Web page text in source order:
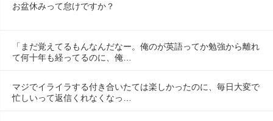
お盆休みって怠けですか？
「まだ覚えてるもんなんだなー。俺のが英語ってか勉強から離れ
て何十年も経ってるのに、俺…
マジでイライラする付き合いたては楽しかったのに、毎日大変で
忙しいって返信くれなくなっ…